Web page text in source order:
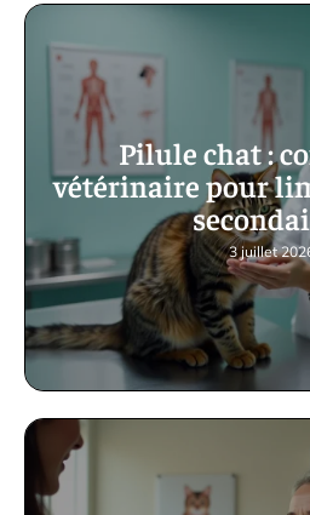
Pilule chat :
vétérinaire pour
3 juillet